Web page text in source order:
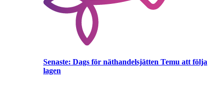
Senaste: Dags för näthandelsjätten Temu att följa
lagen